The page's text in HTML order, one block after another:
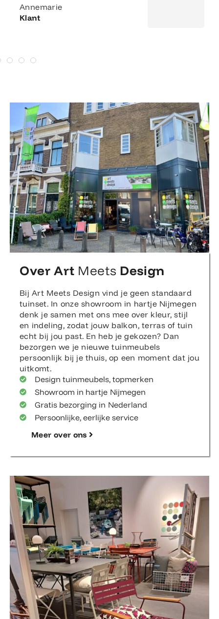
Annemarie
Klant
Over Art Meets Design
Bij Art Meets Design vind je geen standaard
tuinset. In onze showroom in hartje Nijmegen
denk je samen met ons mee over kleur, stijl
en indeling, zodat jouw balkon, terras of tuin
echt bij jou past. En heb je gekozen? Dan
bezorgen we je nieuwe tuinmeubels
persoonlijk bij je thuis, op een moment dat jou
uitkomt.
Design tuinmeubels, topmerken
Showroom in hartje Nijmegen
Gratis bezorging in Nederland
Persoonlijke, eerlijke service
Meer over ons